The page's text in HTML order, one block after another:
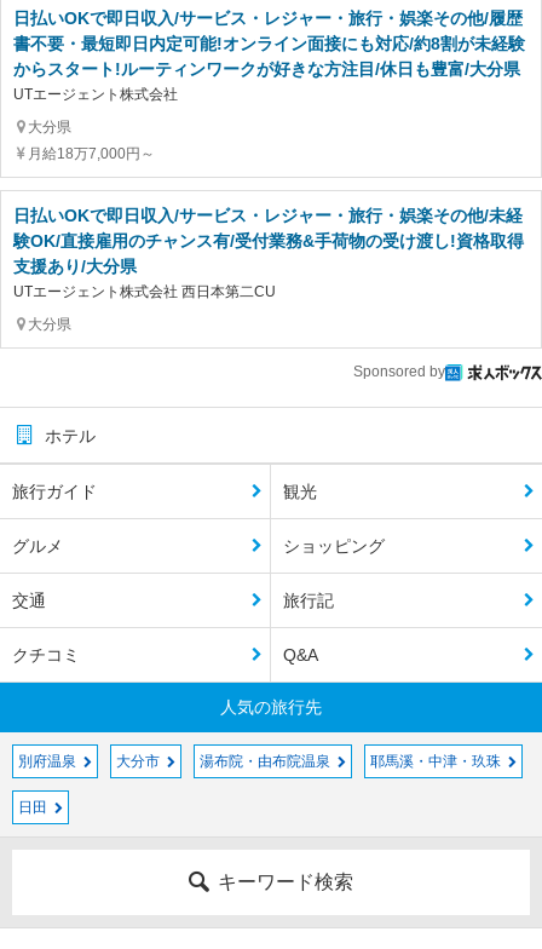
日払いOKで即日収入/サービス・レジャー・旅行・娯楽その他/履歴
書不要・最短即日内定可能!オンライン面接にも対応/約8割が未経験
からスタート!ルーティンワークが好きな方注目/休日も豊富/大分県
UTエージェント株式会社
大分県
月給18万7,000円～
日払いOKで即日収入/サービス・レジャー・旅行・娯楽その他/未経
験OK/直接雇用のチャンス有/受付業務&手荷物の受け渡し!資格取得
支援あり/大分県
UTエージェント株式会社 西日本第二CU
大分県
Sponsored by
ホテル
旅行ガイド 観光
グルメ ショッピング
交通 旅行記
クチコミ Q&A
人気の旅行先
別府温泉 大分市 湯布院・由布院温泉 耶馬溪・中津・玖珠
日田
キーワード検索